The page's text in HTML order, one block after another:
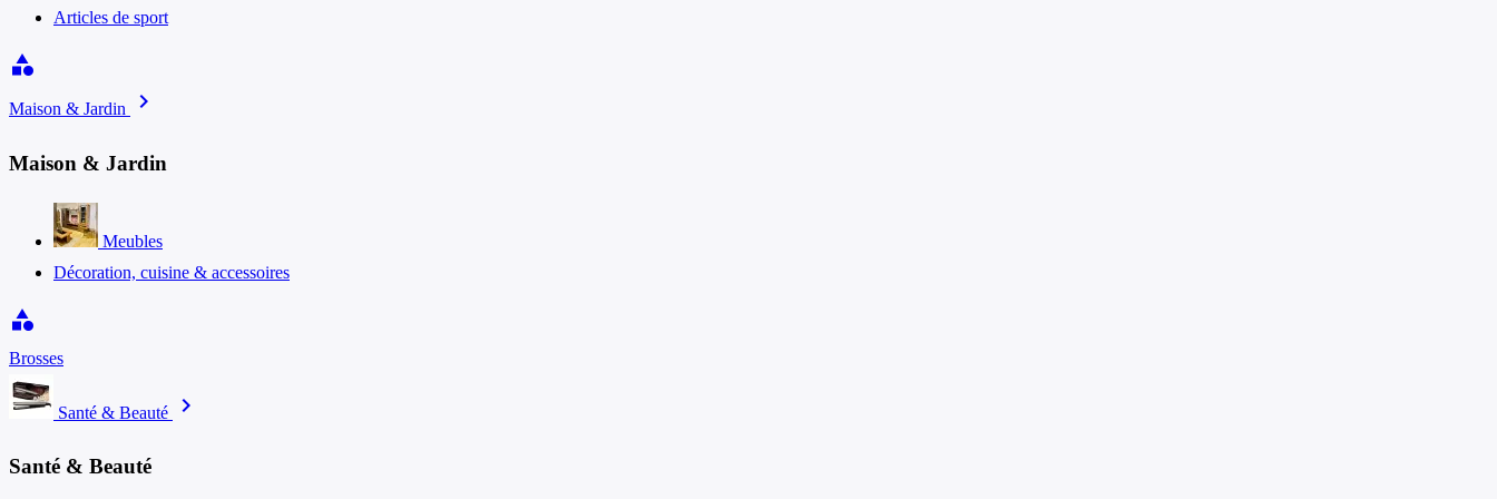
Articles de sport
category
Maison & Jardin chevron_right
Maison & Jardin
Meubles
Décoration, cuisine & accessoires
category
Brosses
Santé & Beauté chevron_right
Santé & Beauté